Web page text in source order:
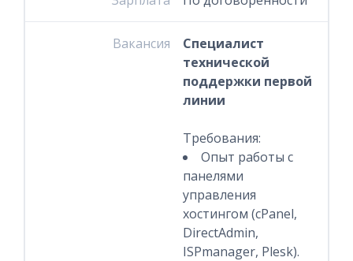
Вакансия
Специалист
технической
поддержки первой
линии
Требования:
Опыт работы c
панелями
управления
хостингом (cPanel,
DirectAdmin,
ISPmanager, Plesk).